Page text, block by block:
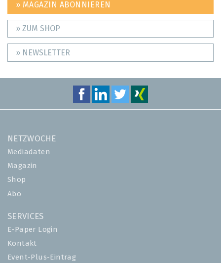
» MAGAZIN ABONNIEREN
» ZUM SHOP
» NEWSLETTER
NETZWOCHE
Mediadaten
Magazin
Shop
Abo
SERVICES
E-Paper Login
Kontakt
Event-Plus-Eintrag